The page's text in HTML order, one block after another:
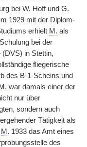
bei W. Hoff und G.
1929 mit der Diplom-
erhielt M. als
bei der
in Stettin,
fliegerische
des B-1-Scheins und
M. war damals einer der
nur über
sondern auch
Tätigkeit als
M. 1933 das Amt eines
des